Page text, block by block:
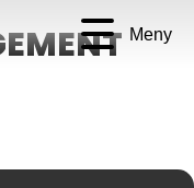
Meny